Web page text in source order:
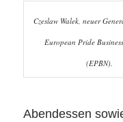
Czeslaw Walek, neuer
European Pride
(EPBN).
Abendessen